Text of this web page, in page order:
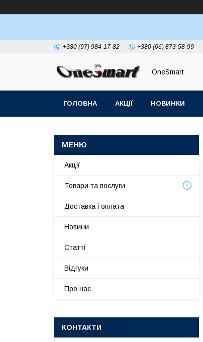
+380 (97) 984-17-82 +380 (66) 873-58-99
OneSmart
ГОЛОВНА АКЦІЇ НОВИНКИ
Акції
Товари та послуги
Доставка і оплата
Новини
Статті
Відгуки
Про нас
КОНТАКТИ